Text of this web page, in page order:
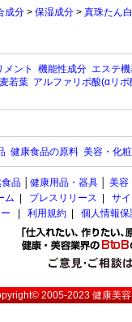
成分 > 保湿成分 > 真珠たん
メント 機能性成分 エステ
若葉 アルファリポ酸(αリポ
健康食品の原料 美容・化
食品 健康用品・器具 美容
ム
プレスリリース
サ
利用規約 個人情報
2005-2023健康美